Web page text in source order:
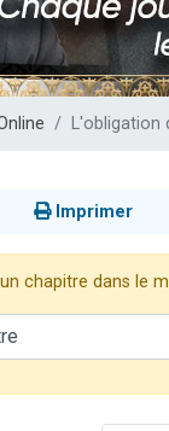
Eva vient de
Eli vient de
L'obligation
Imprimer
chapitre dans le